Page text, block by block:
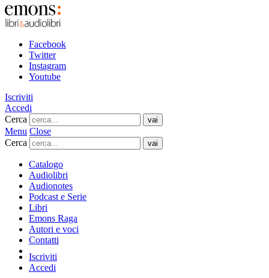
Facebook
Twitter
Instagram
Youtube
Iscriviti
Accedi
Cerca
Menu Close
Cerca
Catalogo
Audiolibri
Audionotes
Podcast e Serie
Libri
Emons Raga
Autori e voci
Contatti
Iscriviti
Accedi